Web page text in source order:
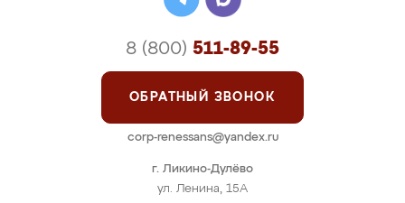
г. Ликино-Дулёво
ул. Ленина, 15А
8 (800) 511-89-55
ОБРАТНЫЙ ЗВОНОК
corp-renessans@yandex.ru